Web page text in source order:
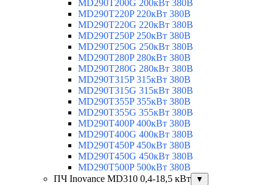
MD290T200G 200кВт 380В
MD290T220P 220кВт 380В
MD290T220G 220кВт 380В
MD290T250P 250кВт 380В
MD290T250G 250кВт 380В
MD290T280P 280кВт 380В
MD290T280G 280кВт 380В
MD290T315P 315кВт 380В
MD290T315G 315кВт 380В
MD290T355P 355кВт 380В
MD290T355G 355кВт 380В
MD290T400P 400кВт 380В
MD290T400G 400кВт 380В
MD290T450P 450кВт 380В
MD290T450G 450кВт 380В
MD290T500P 500кВт 380В
ПЧ Inovance MD310 0,4-18,5 кВт
▼